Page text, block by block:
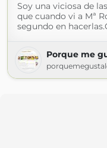
Soy una viciosa de
que cuando vi a Mª
segundo en
Porque me